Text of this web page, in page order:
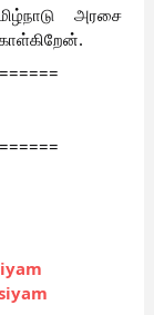
அரசை